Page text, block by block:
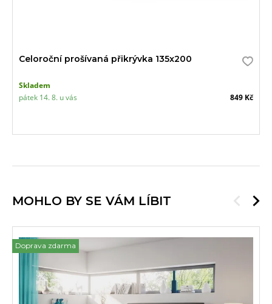
Celoroční prošívaná přikrývka 135x200
Skladem
pátek 14. 8. u vás
849 Kč
MOHLO BY SE VÁM LÍBIT
Doprava zdarma